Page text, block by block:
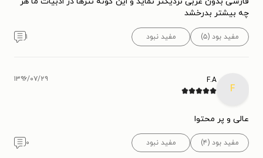
چه بیشتر بدرخشد
مفید بود (۵) مفید نبود ۱
F
F.A ۱۳۹۶/۰۷/۲۹
عالی و پر محتوا
مفید بود (۴) مفید نبود ۰